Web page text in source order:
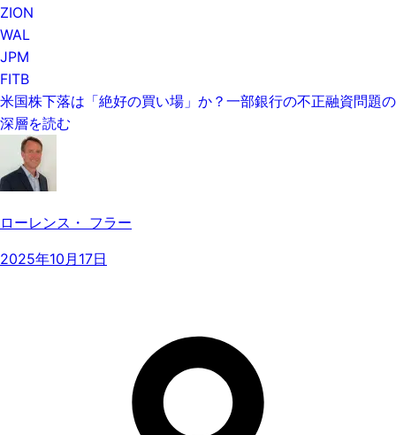
ZION
WAL
JPM
FITB
米国株下落は「絶好の買い場」か？一部銀行の不正融資問題の
深層を読む
ローレンス・ フラー
2025年10月17日